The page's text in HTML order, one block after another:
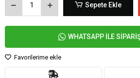
Sepete Ekle
WHATSAPP İLE
Favorilerime ekle